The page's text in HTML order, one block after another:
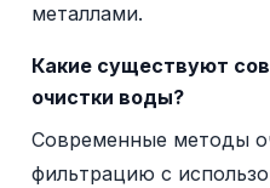
металлами.
Какие существуют
очистки воды?
Современные методы
фильтрацию с